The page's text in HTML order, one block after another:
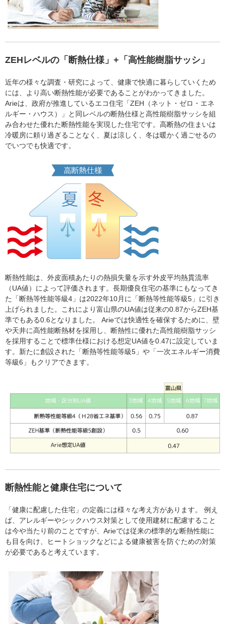
ZEHレベルの「断熱仕様」+「高性能樹脂サッシ」
近年の様々な調査・研究によって、健康で快適に暮らしていくため
には、より高い断熱性能が必要であることがわかってきました。
Arieは、政府が推進しているエコ住宅「ZEH（ネット・ゼロ・エネ
ルギー・ハウス）」と同レベルの断熱仕様と高性能樹脂サッシを組
み合わせた優れた断熱性能を実現した住宅です。高断熱の住まいは
冷暖房に頼り過ぎることなく、夏は涼しく、冬は暖かく過ごせるの
でいつでも快適です。
断熱性能は、外皮面積あたりの熱損失量を示す外皮平均熱貫流率
（UA値）によって評価されます。長期優良住宅の基準にもなってき
た「断熱等性能等級4」は2022年10月に「断熱等性能等級5」に引き
上げられました。これにより富山県のUA値は従来の0.87からZEH基
準でもある0.6となりました。 Arieでは快適性を確保するために、壁
や天井に高性能断熱材を採用し、断熱性に優れた高性能樹脂サッシ
を採用することで標準仕様における想定UA値を0.47に設定していま
す。新たに創設された「断熱等性能等級5」や「一次エネルギー消費
等級6」もクリアできます。
断熱性能と健康住宅について
「健康に配慮した住宅」の定義には様々な考え方があります。 例え
ば、アレルギーやシックハウス対策として使用建材に配慮すること
は今や当たり前のことですが、Arieでは従来の標準的な断熱性能に
も目を向け、ヒートショックなどによる健康被害を防ぐための対策
が必要であると考えています。